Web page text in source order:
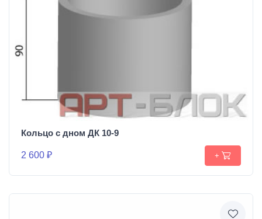
Кольцо с дном ДК 10-9
2 600 ₽ +